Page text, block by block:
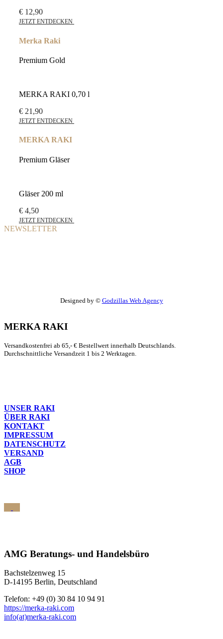
€ 12,90
JETZT ENTDECKEN
Merka Raki
Premium Gold
MERKA RAKI 0,70 l
€ 21,90
JETZT ENTDECKEN
MERKA RAKI
Premium Gläser
Gläser 200 ml
€ 4,50
JETZT ENTDECKEN
NEWSLETTER
Designed by © Godzillas Web Agency
MERKA RAKI
Versandkostenfrei ab 65,- € Bestellwert innerhalb Deutschlands.
Durchschnittliche Versandzeit 1 bis 2 Werktagen.
UNSER RAKI
ÜBER RAKI
KONTAKT
IMPRESSUM
DATENSCHUTZ
VERSAND
AGB
SHOP
AMG Beratungs- und Handelsbüro
Bachstelzenweg 15
D-14195 Berlin, Deutschland
Telefon: +49 (0) 30 84 10 94 91
https://merka-raki.com
info(at)merka-raki.com